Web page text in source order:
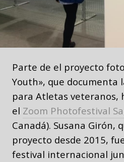
Parte de el proyecto
Youth», que documenta
para Atletas veteranos,
el Zoom Photofestival
Canadá). Susana Girón,
proyecto desde 2015,
festival internacional